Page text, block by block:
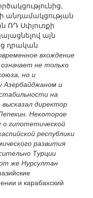
անդամակցության
ՌԴ Սփյուռքի
այն
դրական
вхождение
не только
но и
и
на
директор
Некоторое
о гипотетической
республики
развития
Турции
же Нурсултан
и карабахский